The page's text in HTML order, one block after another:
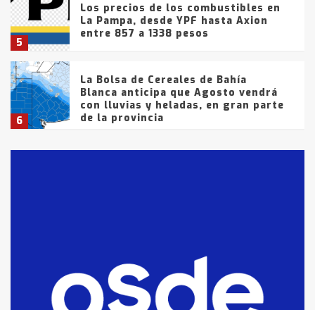
5
Los precios de los combustibles en
La Pampa, desde YPF hasta Axion
entre 857 a 1338 pesos
6
La Bolsa de Cereales de Bahía
Blanca anticipa que Agosto vendrá
con lluvias y heladas, en gran parte
de la provincia
T.Lauquen: tres jóvenes que
lo que fue la planta Industrial del
Frígorífico Indio Pampa